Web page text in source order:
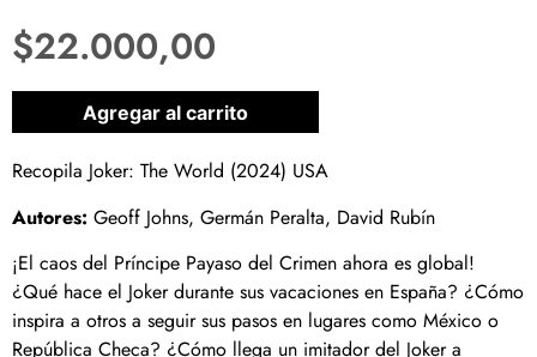
$22.000,00
1 disponibles
Agregar al carrito
Recopila Joker: The World (2024) USA
Autores: Geoff Johns, Germán Peralta, David Rubín
¡El caos del Príncipe Payaso del Crimen ahora es global!
¿Qué hace el Joker durante sus vacaciones en España? ¿Cómo
inspira a otros a seguir sus pasos en lugares como México o
República Checa? ¿Cómo llega un imitador del Joker a